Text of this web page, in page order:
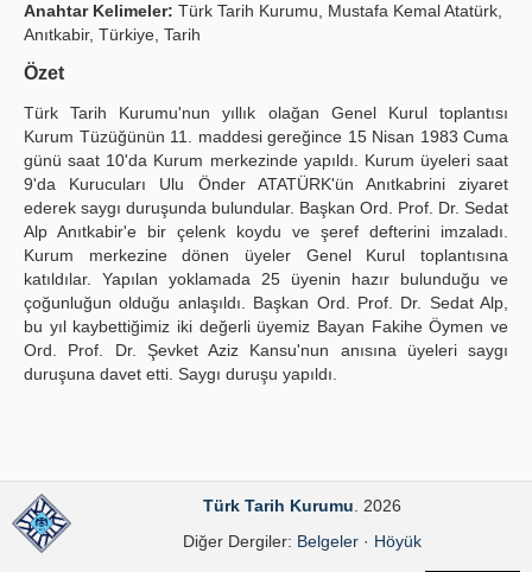
Yayın Politikaları
Kılavuzlar
İletişim
Anahtar Kelimeler: Türk Tarih Kurumu, Mustafa Kemal Atatürk,
Anıtkabir, Türkiye, Tarih
Özet
Türk Tarih Kurumu'nun yıllık olağan Genel Kurul toplantısı
Kurum Tüzüğünün 11. maddesi gereğince 15 Nisan 1983 Cuma
günü saat 10'da Kurum merkezinde yapıldı. Kurum üyeleri saat
9'da Kurucuları Ulu Önder ATATÜRK'ün Anıtkabrini ziyaret
ederek saygı duruşunda bulundular. Başkan Ord. Prof. Dr. Sedat
Alp Anıtkabir'e bir çelenk koydu ve şeref defterini imzaladı.
Kurum merkezine dönen üyeler Genel Kurul toplantısına
katıldılar. Yapılan yoklamada 25 üyenin hazır bulunduğu ve
çoğunluğun olduğu anlaşıldı. Başkan Ord. Prof. Dr. Sedat Alp,
bu yıl kaybettiğimiz iki değerli üyemiz Bayan Fakihe Öymen ve
Ord. Prof. Dr. Şevket Aziz Kansu'nun anısına üyeleri saygı
duruşuna davet etti. Saygı duruşu yapıldı.
Türk Tarih Kurumu . 2026
Diğer Dergiler: Belgeler· Höyük